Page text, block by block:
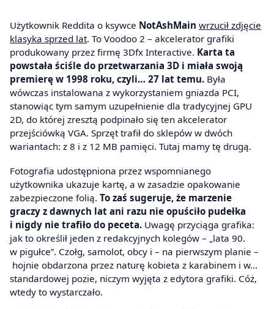
Użytkownik Reddita o ksywce NotAshMain wrzucił zdjęcie
klasyka sprzed lat. To Voodoo 2 – akcelerator grafiki
produkowany przez firmę 3Dfx Interactive. Karta ta
powstała ściśle do przetwarzania 3D i miała swoją
premierę w 1998 roku, czyli… 27 lat temu. Była
wówczas instalowana z wykorzystaniem gniazda PCI,
stanowiąc tym samym uzupełnienie dla tradycyjnej GPU
2D, do której zresztą podpinało się ten akcelerator
przejściówką VGA. Sprzęt trafił do sklepów w dwóch
wariantach: z 8 i z 12 MB pamięci. Tutaj mamy tę drugą.
Fotografia udostępniona przez wspomnianego
użytkownika ukazuje kartę, a w zasadzie opakowanie
zabezpieczone folią. To zaś sugeruje, że marzenie
graczy z dawnych lat ani razu nie opuściło pudełka
i nigdy nie trafiło do peceta. Uwagę przyciąga grafika:
jak to określił jeden z redakcyjnych kolegów – „lata 90.
w pigułce”. Czołg, samolot, obcy i – na pierwszym planie –
hojnie obdarzona przez naturę kobieta z karabinem i w…
standardowej pozie, niczym wyjęta z edytora grafiki. Cóż,
wtedy to wystarczało.